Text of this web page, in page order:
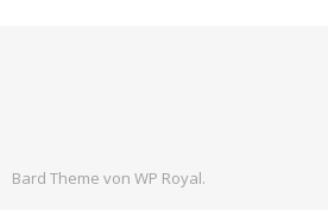
Bard Theme von WP Royal.